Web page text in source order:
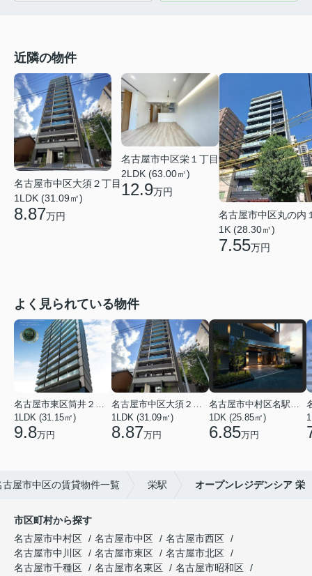
近隣の物件
名古屋市中区大須２丁目
1LDK (31.09㎡)
8.87万円
名古屋市中区栄１丁目
2LDK (63.00㎡)
12.9万円
名古屋市中区丸の内
1K (28.30㎡)
7.55万円
よく見られている物件
名古屋市東区筒井２丁目
1LDK (31.15㎡)
9.8万円
名古屋市中区大須２丁目
1LDK (31.09㎡)
8.87万円
名古屋市中村区名駅南３丁目
1DK (25.85㎡)
6.85万円
古屋市中区の賃貸物件一覧 栄駅 オープンレジデンシア 栄
市区町村から探す
名古屋市中村区
名古屋市中区
名古屋市西区
名古屋市中川区
名古屋市東区
名古屋市北区
名古屋市千種区
名古屋市名東区
名古屋市昭和区